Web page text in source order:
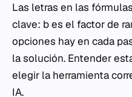
Las letras en las
clave: bes el factor de
opciones hay en cada
la solución. Entender
elegir la herramienta
IA.